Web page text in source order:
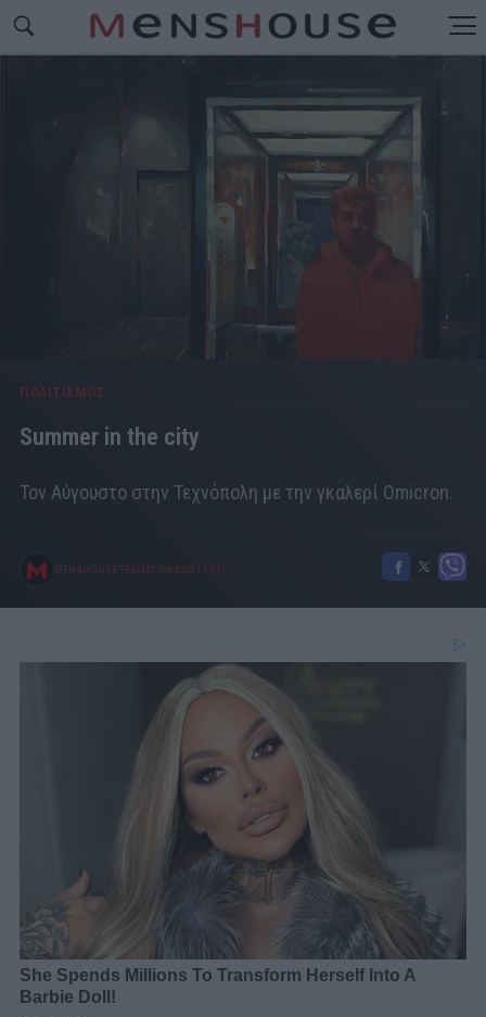
ΠΟΛΙΤΙΣΜΟΣ
Summer in the city
Τον Αύγουστο στην Τεχνόπολη με την γκαλερί Omicron.
MENSHOUSE TEAM 21/08/2023 18:31